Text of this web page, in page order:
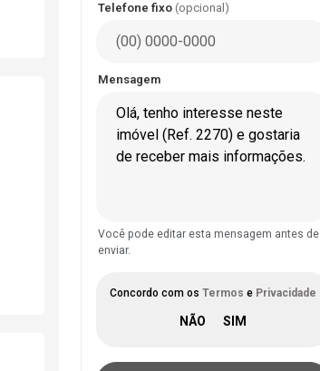
Telefone fixo (opcional)
Mensagem
Você pode editar esta mensagem antes de
enviar.
Concordo com os Termos e Privacidade